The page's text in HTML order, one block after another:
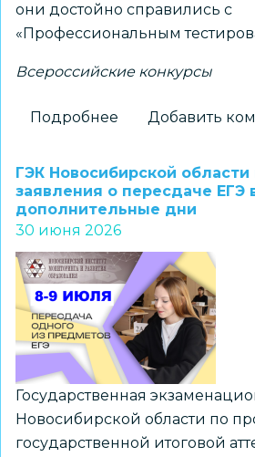
они достойно справились с
«Профессиональным
Всероссийские конкурсы
Подробнее
новосибирского
лицея
вошла
в
состав
жюри
заочного
этапа
конкурса
«Директор
года
России»
Добавить
ГЭК Новосибирской
заявления о пересдаче ЕГЭ
дополнительные дни
30 июня 2026
Государственная
Новосибирской области по
государственной итоговой